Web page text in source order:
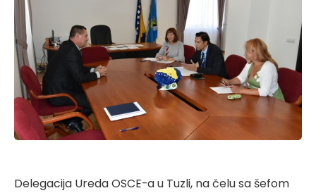
Delegacija Ureda OSCE-a u Tuzli, na čelu sa šefom